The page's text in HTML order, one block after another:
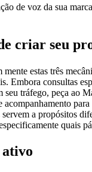
de voz da sua
criar seu
estas três
Embora consultas
tráfego, peça ao
servem a propósitos
quais